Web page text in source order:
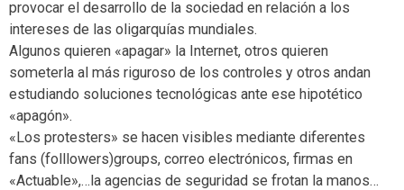
provocar el desarrollo de la sociedad en relación a los
intereses de las oligarquías mundiales.
Algunos quieren «apagar» la Internet, otros quieren
someterla al más riguroso de los controles y otros andan
estudiando soluciones tecnológicas ante ese hipotético
«apagón».
«Los protesters» se hacen visibles mediante diferentes
fans (folllowers)groups, correo electrónicos, firmas en
«Actuable»,…la agencias de seguridad se frotan la manos…